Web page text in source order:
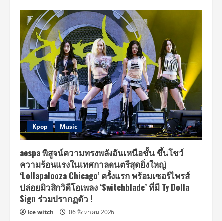
Kpop Music
aespa พิสูจน์ความทรงพลังอันเหนือชั้น ขึ้นโชว์
ความร้อนแรงในเทศกาลดนตรีสุดยิ่งใหญ่
‘Lollapalooza Chicago’ ครั้งแรก พร้อมเซอร์ไพรส์
ปล่อยมิวสิกวิดีโอเพลง ‘Switchblade’ ที่มี Ty Dolla
$ign ร่วมปรากฏตัว !
Ice witch 06 สิงหาคม 2026